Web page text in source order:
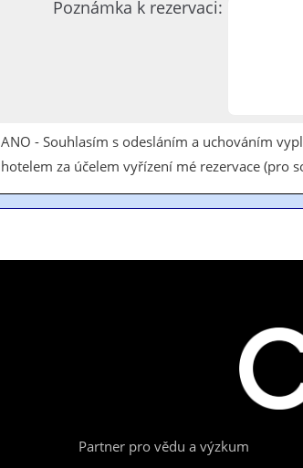
Poznámka k rezervaci:
ANO - Souhlasím s odesláním a uchováním
hotelem za účelem vyřízení mé rezervace (pro
Partner pro vědu a výzkum